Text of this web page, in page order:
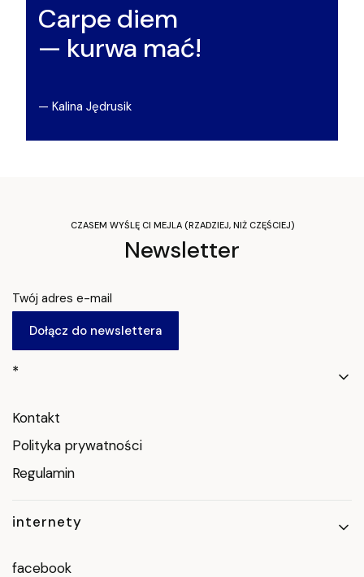
Carpe diem
— kurwa mać!
— Kalina Jędrusik
CZASEM WYŚLĘ CI MEJLA (RZADZIEJ, NIŻ CZĘŚCIEJ)
Newsletter
Twój adres e-mail
Dołącz do newslettera
Linki w stopce
*
Kontakt
Polityka prywatności
Regulamin
internety
facebook